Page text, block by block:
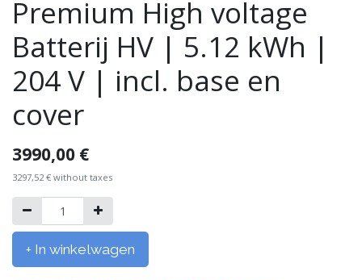
Premium High voltage
Batterij HV | 5.12 kWh |
204 V | incl. base en
cover
3990,00 €
3297,52€ without taxes
+ In winkelwagen